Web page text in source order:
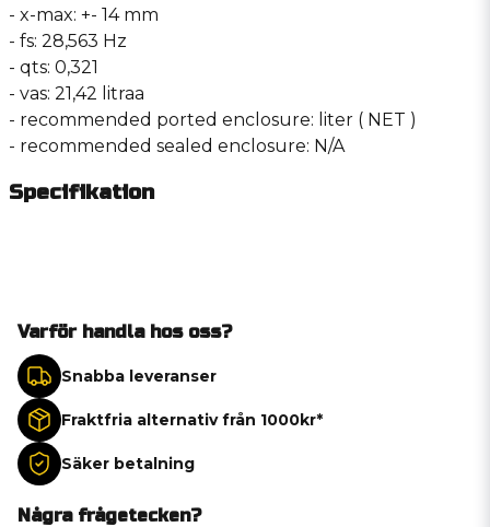
- x-max: +- 14 mm
- fs: 28,563 Hz
- qts: 0,321
- vas: 21,42 litraa
- recommended ported enclosure: liter ( NET )
- recommended sealed enclosure: N/A
Specifikation
Varför handla hos oss?
Snabba leveranser
Fraktfria alternativ från 1000kr*
Säker betalning
Några frågetecken?